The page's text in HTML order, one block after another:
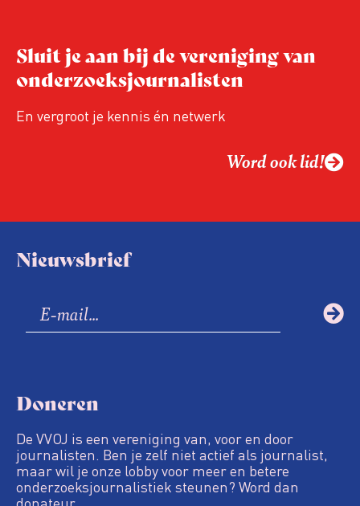
Sluit je aan bij de vereniging van
onderzoeksjournalisten
En vergroot je kennis én netwerk
Word ook lid!
Nieuwsbrief
Doneren
De VVOJ is een vereniging van, voor en door
journalisten. Ben je zelf niet actief als journalist,
maar wil je onze lobby voor meer en betere
onderzoeksjournalistiek steunen? Word dan
donateur.